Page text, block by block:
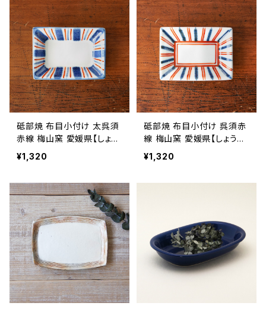
砥部焼 布目小付け 太呉須
赤線 梅山窯 愛媛県【しょう
ゆ皿】【伝統工芸品】【民藝
品】【ギフト プレゼント】【父
¥1,320
砥部焼 布目小付け 呉須赤
線 梅山窯 愛媛県【しょうゆ
皿】【伝統工芸品】【民藝品】
【ギフト プレゼント】【父の日
¥1,320